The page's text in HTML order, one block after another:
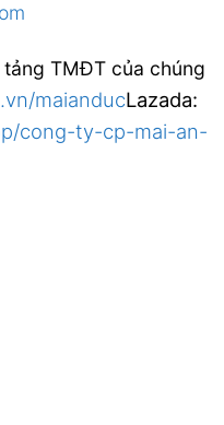
TMĐT của chúng
maianducLazada:
cong-ty-cp-mai-an-